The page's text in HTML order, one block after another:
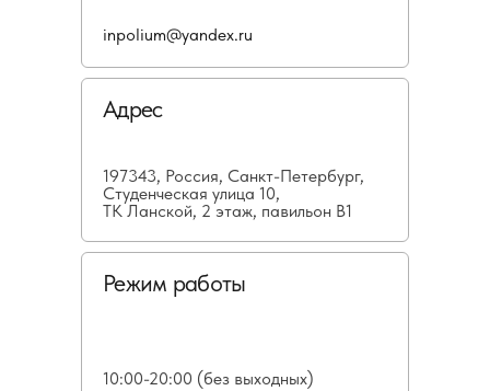
Адрес
197343, Россия, Санкт-Петербург,
Студенческая улица 10,
ТК Ланской, 2 этаж, павильон В1
Режим работы
10:00-20:00 (без выходных)
inpolium@yandex.ru